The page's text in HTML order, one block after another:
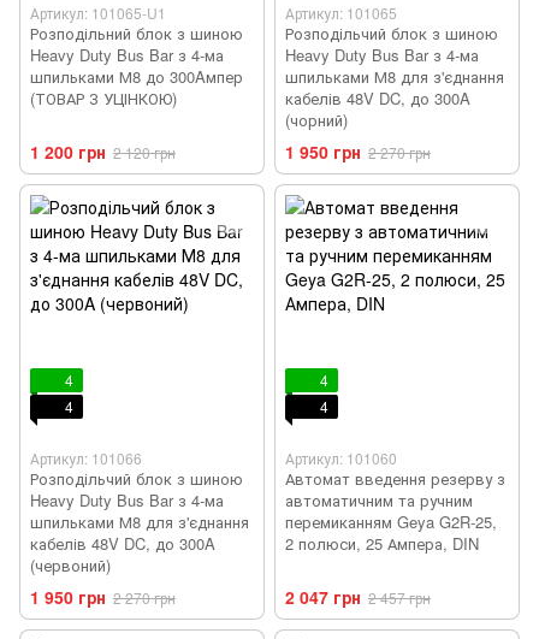
Артикул: 101065-U1
Розподільний блок з шиною
Heavy Duty Bus Bar з 4-ма
шпильками М8 до 300Aмпер
(ТОВАР З УЦІНКОЮ)
1 200 грн 2 120 грн
Артикул: 101065
Розподільчий блок з шиною
Heavy Duty Bus Bar з 4-ма
шпильками М8 для з'єднання
кабелів 48V DC, до 300A
(чорний)
1 950 грн 2 270 грн
4
4
Артикул: 101066
Розподільчий блок з шиною
Heavy Duty Bus Bar з 4-ма
шпильками М8 для з'єднання
кабелів 48V DC, до 300A
(червоний)
1 950 грн 2 270 грн
4
4
Артикул: 101060
Автомат введення резерву з
автоматичним та ручним
перемиканням Geya G2R-25,
2 полюси, 25 Ампера, DIN
2 047 грн 2 457 грн